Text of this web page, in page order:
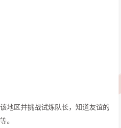
地区并挑战试炼队长，知道友谊的
。